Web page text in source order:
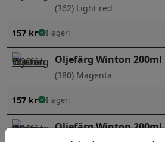
(362) Light red
157 kr I lager:
Oljefärg Winton 200ml
(380) Magenta
157 kr I lager:
Oljefärg Winton 200ml